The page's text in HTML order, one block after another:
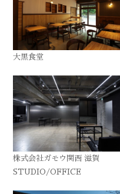
大黒食堂
株式会社ガモウ関西 滋賀
STUDIO/OFFICE